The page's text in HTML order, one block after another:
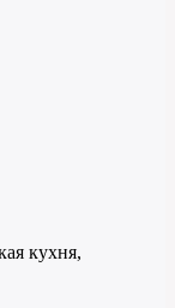
кухня,